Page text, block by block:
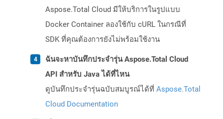
Aspose.Total Cloud มีให้บริการในรูปแบบ
Docker Container ลองใช้กับ cURL ในกรณีที่
SDK ที่คุณต้องการยังไม่พร้อมใช้งาน
ฉันจะหาบันทึกประจำรุ่น Aspose.Total Cloud
API สำหรับ Java ได้ที่ไหน
ดูบันทึกประจำรุ่นฉบับสมบูรณ์ได้ที่ Aspose.Total
Cloud Documentation